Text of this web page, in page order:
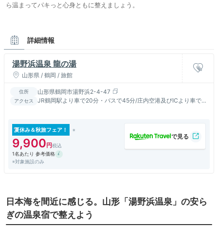
ら温まってパキっと心身ともに整えましょう。
詳細情報
湯野浜温泉 龍の湯
山形県 / 鶴岡 / 旅館
住所 山形県鶴岡市湯野浜2-4-47
アクセス
JR鶴岡駅より車で20分・バスで45分/庄内空港及びICより車で
夏休み＆秋旅フェア！
9,900
1名あたり 参考価格
※対象施設のみ
日本海を間近に感じる。山形「湯野浜温泉」の安ら
ぎの温泉宿で整えよう